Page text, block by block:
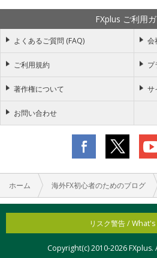
ホーム 海外FX初心者のためのブログ
FXplus ご利用
よくあるご質問 (FAQ) 会
ご利用規約 プ
著作権について サ
お問い合わせ
リスク警告 / What's
Copyright(c) 2010-2026